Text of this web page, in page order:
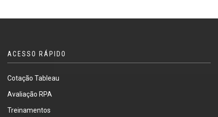
ACESSO RÁPIDO
Cotação Tableau
Avaliação RPA
Treinamentos